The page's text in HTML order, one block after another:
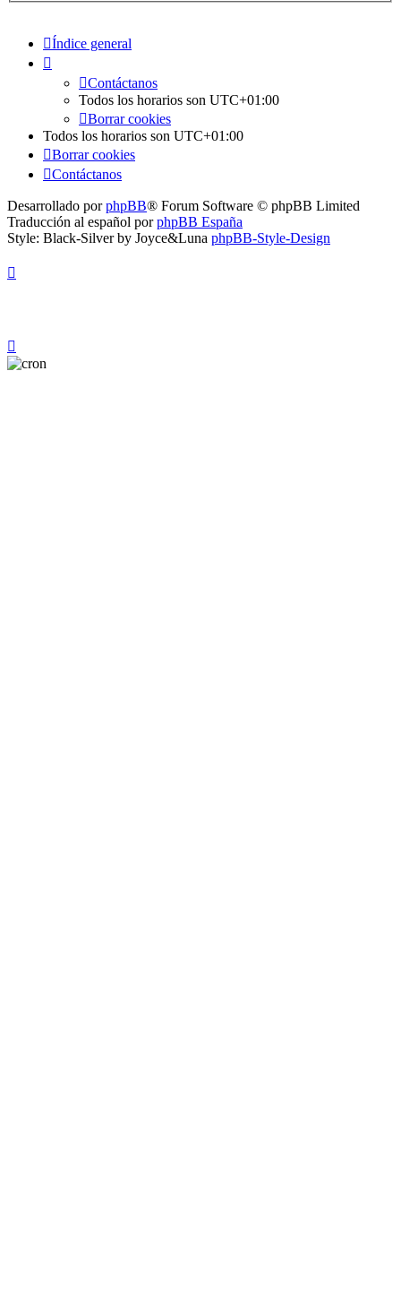
Índice general
Contáctanos
Todos los horarios son UTC+01:00
Borrar cookies
Todos los horarios son UTC+01:00
Borrar cookies
Contáctanos
Desarrollado porphpBB® Forum Software © phpBB Limited
Traducción al español porphpBB España
Style: Black-Silver by Joyce&Luna phpBB-Style-Design